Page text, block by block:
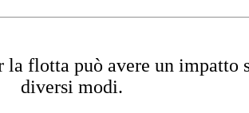
flotta può avere un
diversi modi.